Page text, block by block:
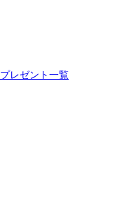
プレゼント一覧